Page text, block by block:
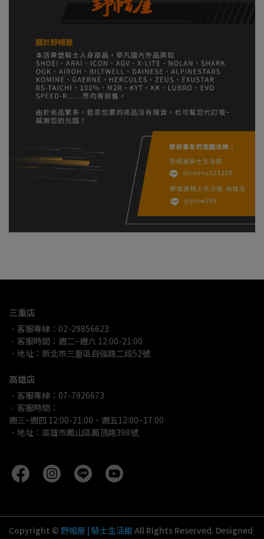
三重店
．客服專線：02-29856623
．客服時間：週二~週六 12:00-21:00
．地址：新北市三重區自強路二段52號
高雄店
．客服專線：07-7926673
．客服時間：
週三~週四 12:00-21:00、週五12:00~17:00
．地址：高雄市鳳山區鳳頂路398號
Copyright © 野帽屋 | 騎士生活館All Rights Reserved. Designed